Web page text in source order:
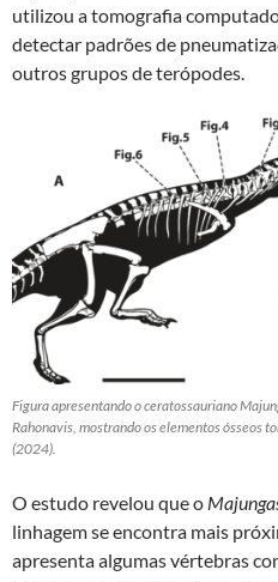
utilizou a tomografia
detectar padrões de
outros grupos de terópodes.
Figura apresentando o ceratossauriano
Rahonavis, mostrando os elementos ósseos
(2024).
O estudo revelou que o
linhagem se encontra mais
apresenta algumas vértebras